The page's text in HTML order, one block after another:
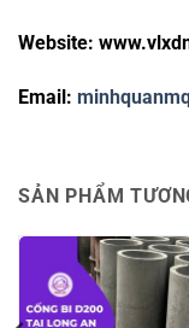
Website:
Email:
SẢN PHẨM